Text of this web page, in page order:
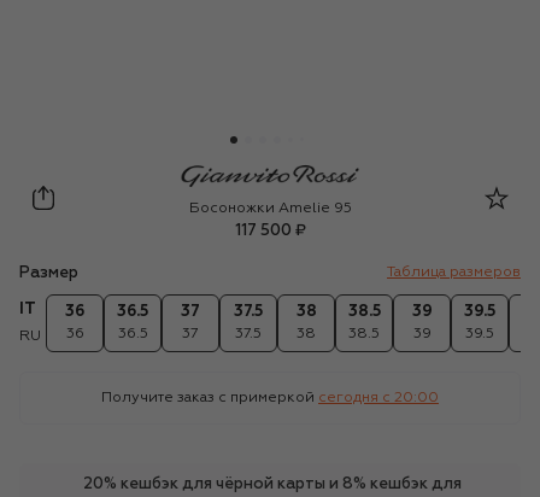
Gianvito Rossi
Босоножки Amelie 95
117 500 ₽
Размер Таблица размеров
RU
36
36
36.5
36.5
37
37
37.5
37.5
38
38
38.5
38.5
39
39
39.5
39.5
Получите заказ с примеркой сегодня c 20:00
20% кешбэк для чёрной карты и 8% кешбэк для